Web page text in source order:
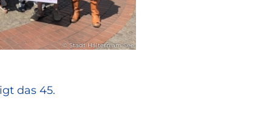
© Stadt Haltern am See
das 45.